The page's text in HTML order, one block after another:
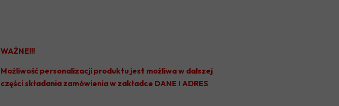
VICTORIA GŁOSKÓW
UKS KĄTY
WAŻNE!!!
Możliwość personalizacji produktu jest możliwa w dalszej
części składania zamówienia w zakładce DANE I ADRES